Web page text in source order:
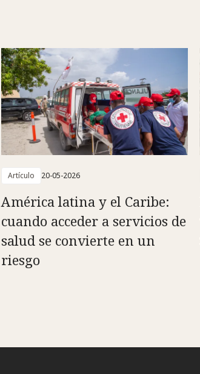
Artículo 20-05-2026
América latina y el Caribe:
cuando acceder a servicios de
salud se convierte en un
riesgo